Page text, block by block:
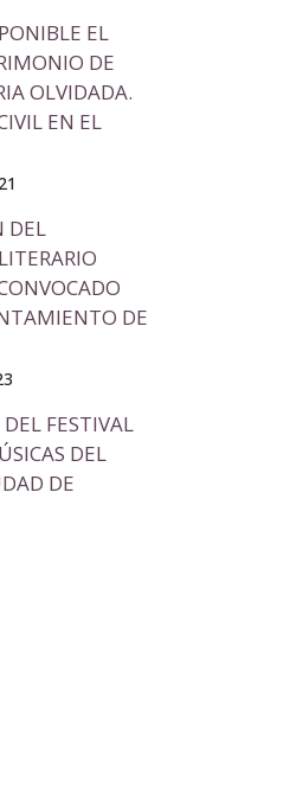
EL
DE
OLVIDADA.
EN EL
DEL
DE
FESTIVAL
DEL
DE